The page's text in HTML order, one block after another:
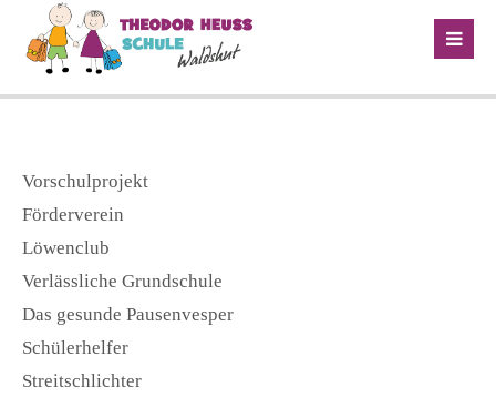
Vorschulprojekt
Förderverein
Löwenclub
Verlässliche Grundschule
Das gesunde Pausenvesper
Schülerhelfer
Streitschlichter